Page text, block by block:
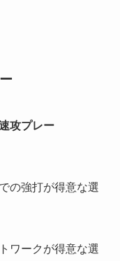
攻プレー
の強打が得意な選
ワークが得意な選